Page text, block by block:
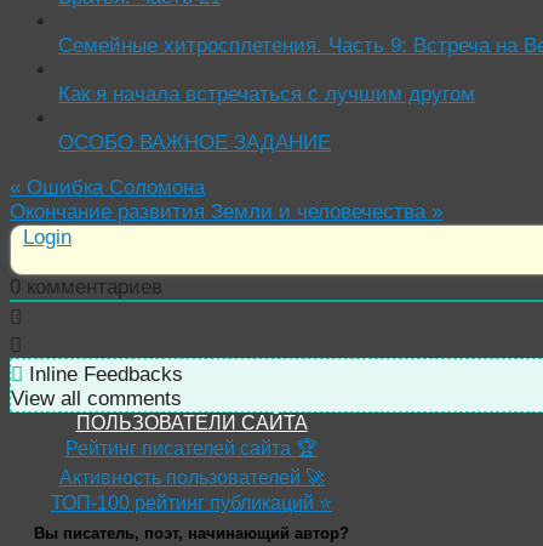
Семейные хитросплетения. Часть 9: Встреча на
Как я начала встречаться с лучшим другом
ОСОБО ВАЖНОЕ ЗАДАНИЕ
« Ошибка Соломона
Окончание развития Земли и человечества »
Login
0 комментариев
Inline Feedbacks
View all comments
ПОЛЬЗОВАТЕЛИ САЙТА
Рейтинг писателей сайта 🏆
Активность пользователей 🚀
ТОП-100 рейтинг публикаций ⭐
Вы писатель, поэт, начинающий автор?